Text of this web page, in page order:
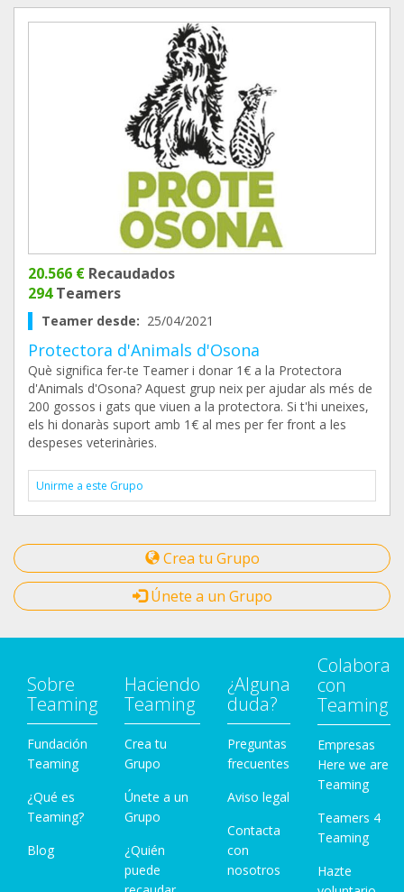
20.566 € Recaudados
294Teamers
Teamer desde: 25/04/2021
Protectora d'Animals d'Osona
Què significa fer-te Teamer i donar 1€ a la Protectora
d'Animals d'Osona? Aquest grup neix per ajudar als més de
200 gossos i gats que viuen a la protectora. Si t'hi uneixes,
els hi donaràs suport amb 1€ al mes per fer front a les
despeses veterinàries.
Unirme a este Grupo
Crea tu Grupo
Únete a un Grupo
Sobre
Teaming
Fundación
Teaming
¿Qué es
Teaming?
Blog
Haciendo
Teaming
Crea tu
Grupo
Únete a un
Grupo
¿Quién
puede
¿Alguna
duda?
Preguntas
frecuentes
Aviso legal
Contacta
con
nosotros
Colabora
con
Teaming
Empresas
Here we are
Teaming
Teamers 4
Teaming
Hazte